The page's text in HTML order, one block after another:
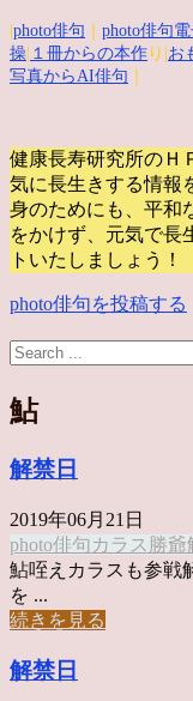
photo俳句 photo俳句
操 １冊からの本作 り| お
写真からAI俳句
健康長寿研究所のＨ
気に長生きする情報
身のためにも、平和
をかけず、元気で長
トいたしましょう！
photo俳句を投稿する
鮎
解禁日
2019年06月21日
photo俳句カラス 勝爺
鮎咥えカラスも参戦
を ...
続きを見る
解禁日